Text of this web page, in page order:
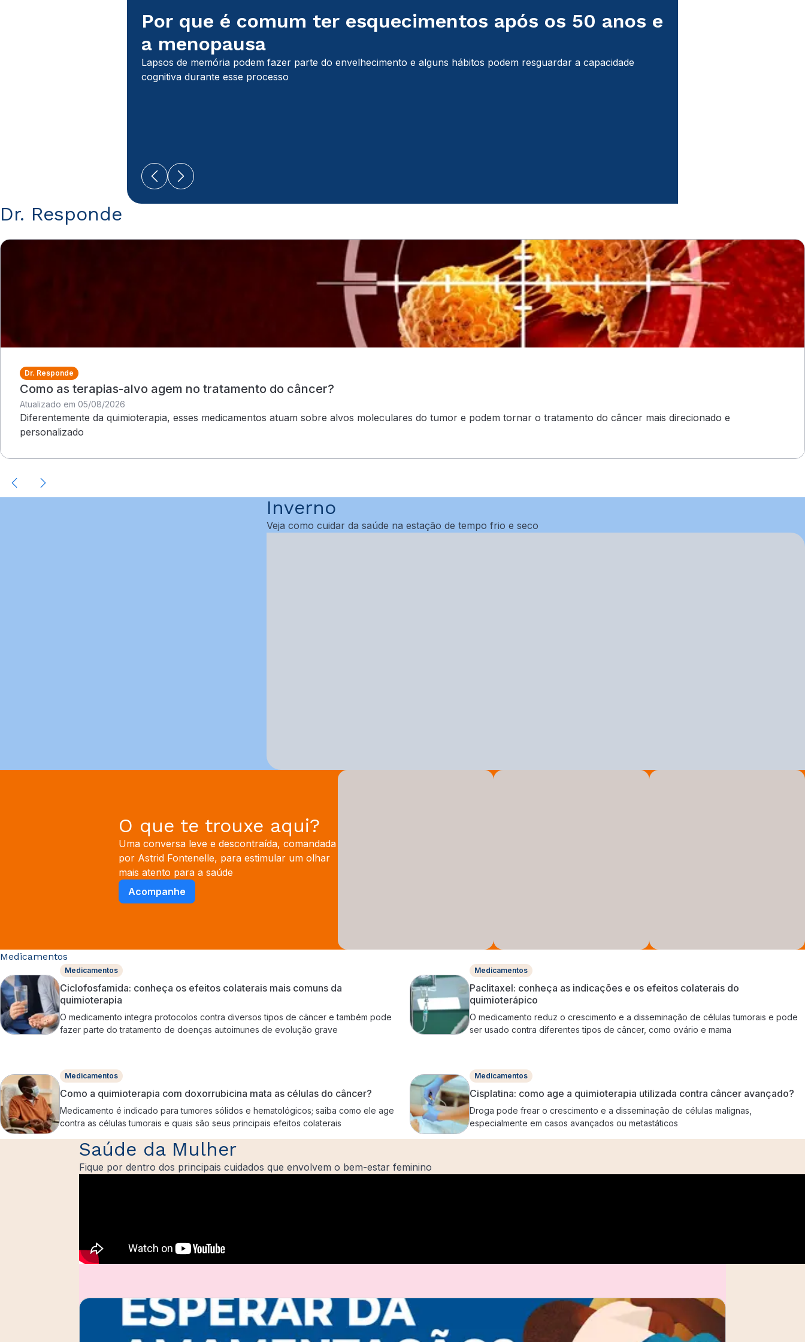
Por que é comum ter esquecimentos após os 50 anos e
a menopausa
Lapsos de memória podem fazer parte do envelhecimento e alguns hábitos podem resguardar a capacidade
cognitiva durante esse processo
Dr. Responde
Dr. Responde
Como as terapias-alvo agem no tratamento do câncer?
Atualizado em 05/08/2026
Diferentemente da quimioterapia, esses medicamentos atuam sobre alvos moleculares do tumor e podem tornar o tratamento do câncer mais direcionado e
personalizado
Inverno
Veja como cuidar da saúde na estação de tempo frio e seco
O que te trouxe aqui?
Uma conversa leve e descontraída, comandada
por Astrid Fontenelle, para estimular um olhar
mais atento para a saúde
Acompanhe
Medicamentos
Medicamentos
Ciclofosfamida: conheça os efeitos colaterais mais comuns da
quimioterapia
O medicamento integra protocolos contra diversos tipos de câncer e também pode
fazer parte do tratamento de doenças autoimunes de evolução grave
Medicamentos
Paclitaxel: conheça as indicações e os efeitos colaterais do
quimioterápico
O medicamento reduz o crescimento e a disseminação de células tumorais e pode
ser usado contra diferentes tipos de câncer, como ovário e mama
Medicamentos
Como a quimioterapia com doxorrubicina mata as células do câncer?
Medicamento é indicado para tumores sólidos e hematológicos; saiba como ele age
contra as células tumorais e quais são seus principais efeitos colaterais
Medicamentos
Cisplatina: como age a quimioterapia utilizada contra câncer avançado?
Droga pode frear o crescimento e a disseminação de células malignas,
especialmente em casos avançados ou metastáticos
Saúde da Mulher
Fique por dentro dos principais cuidados que envolvem o bem-estar feminino